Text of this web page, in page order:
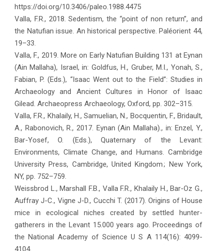
https://doi.org/10.3406/paleo.1988.4475
Valla, F.R., 2018. Sedentism, the “point of non return”, and
the Natufian issue. An historical perspective. Paléorient 44,
19–33.
Valla, F., 2019. More on Early Natufian Building 131 at Eynan
(Ain Mallaha), Israel, in: Goldfus, H., Gruber, M.I., Yonah, S.,
Fabian, P. (Eds.), “Isaac Went out to the Field”: Studies in
Archaeology and Ancient Cultures in Honor of Isaac
Gilead. Archaeopress Archaeology, Oxford, pp. 302–315.
Valla, F.R., Khalaily, H., Samuelian, N., Bocquentin, F., Bridault,
A., Rabonovich, R., 2017. Eynan (Ain Mallaha)., in: Enzel, Y.,
Bar-Yosef, O. (Eds.), Quaternary of the Levant:
Environments, Climate Change, and Humans. Cambridge
University Press, Cambridge, United Kingdom ; New York,
NY, pp. 752–759.
Weissbrod L., Marshall F.B., Valla F.R., Khalaily H., Bar-Oz G.,
Auffray J-C., Vigne J-D., Cucchi T. (2017). Origins of House
mice in ecological niches created by settled hunter-
gatherers in the Levant 15.000 years ago. Proceedings of
the National Academy of Science U S A 114(16): 4099-
4104.